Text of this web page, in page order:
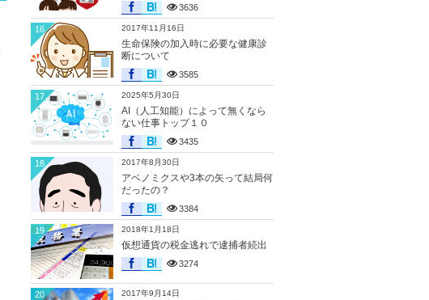
3636
2017年11月16日
生命保険の加入時に必要な健康診
断について
3585
16
2025年5月30日
AI（人工知能）によって無くなら
ない仕事トップ１０
3435
17
2017年8月30日
アベノミクスや3本の矢って結局何
だったの？
3384
18
2018年1月18日
仮想通貨の税金逃れで逮捕者続出
3274
19
2017年9月14日
20